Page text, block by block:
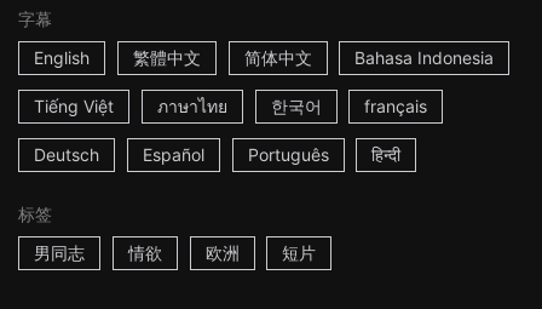
字幕
English
繁體中文 简体中文 Bahasa Indonesia
Tiếng Việt ภาษาไทย 한국어 français
Deutsch Español Português हिन्दी
标签
男同志
情欲 欧洲 短片